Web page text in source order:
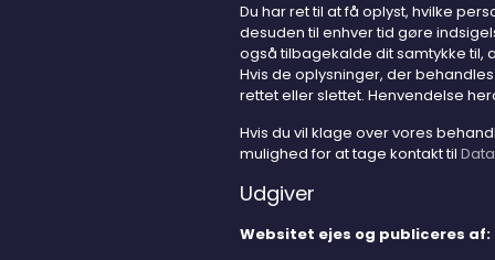
Du har ret til at få oplyst, hvilke
desuden til enhver tid gøre
også tilbagekalde dit samtykke til,
Hvis de oplysninger, der
rettet eller slettet. Henvendelse
Hvis du vil klage over vores
mulighed for at tage kontakt til
Udgiver
Websitet ejes og publiceres af: